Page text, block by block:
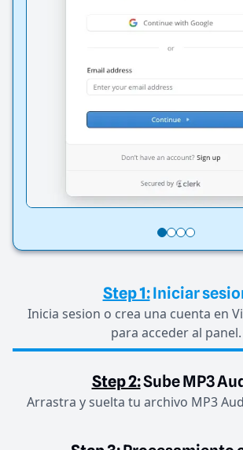
Step 1:Iniciar
Inicia sesion o crea una cuenta en
para acceder al panel.
Step 2:Sube MP3
Arrastra y suelta tu archivo MP3